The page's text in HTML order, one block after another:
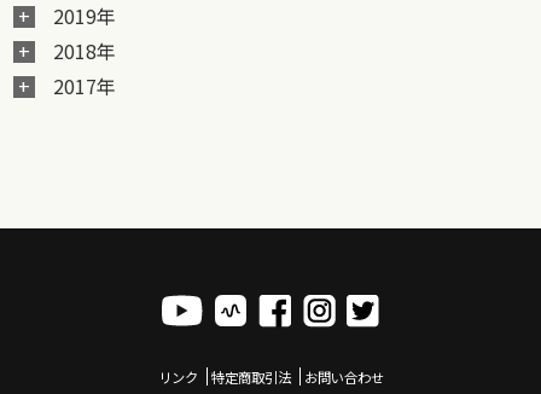
2019年
2018年
2017年
リンク 特定商取引法 お問い合わせ